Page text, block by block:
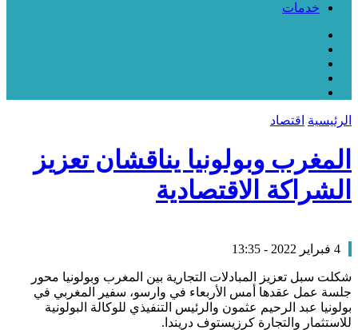
خدمات
الرئيسية اقتصاد
المغرب وبولونيا يناقشان تعزيز
الشراكة الاقتصادية
4 فبراير 2022 - 13:35
شكلت سبل تعزيز المبادلات التجارية بين المغرب وبولونيا محور
جلسة عمل عقدها أمس الأربعاء في وارسو، سفير المغربي في
بولونيا عبد الرحيم عثمون والرئيس التنفيذي للوكالة البولونية
للاستثمار والتجارة كرزيستوف دريندا.